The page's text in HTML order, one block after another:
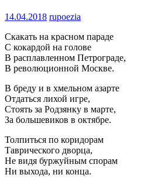
14.04.2018 rupoezia
Скакать на красном параде
С кокардой на голове
В расплавленном Петрограде,
В революционной Москве.
В бреду и в хмельном азарте
Отдаться лихой игре,
Стоять за Родзянку в марте,
За большевиков в октябре.
Толпиться по коридорам
Таврического дворца,
Не видя буржуйным спорам
Ни выхода, ни конца.